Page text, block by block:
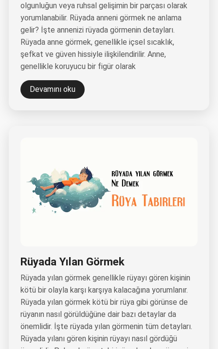
olgunluğun veya ruhsal gelişimin bir parçası olarak
yorumlanabilir. Rüyada anneni görmek ne anlama
gelir? İşte annenizi rüyada görmenin detayları.
Rüyada anne görmek, genellikle içsel sıcaklık,
şefkat ve güven hissiyle ilişkilendirilir. Anne,
genellikle koruyucu bir figür olarak
Devamını oku
Rüyada Yılan Görmek
Rüyada yılan görmek genellikle rüyayı gören kişinin
kötü bir olayla karşı karşıya kalacağına yorumlanır.
Rüyada yılan görmek kötü bir rüya gibi görünse de
rüyanın nasıl görüldüğüne dair bazı detaylar da
önemlidir. İşte rüyada yılan görmenin tüm detayları.
Rüyada yılanı gören kişinin rüyayı nasıl gördüğü